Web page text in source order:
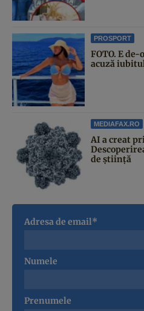
PROSPORT
FOTO. E
acuză
MEDIAFAX.RO
AI a creat
de știință
Adresa de email*
Numele
Prenumele